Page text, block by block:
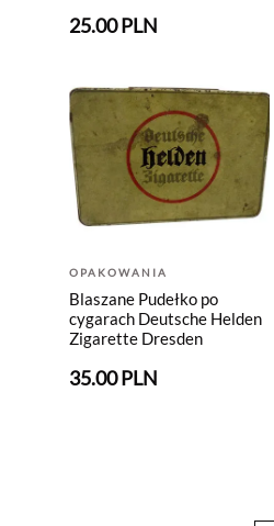
25.00 PLN
OPAKOWANIA
Blaszane Pudełko po
cygarach Deutsche Helden
Zigarette Dresden
35.00 PLN